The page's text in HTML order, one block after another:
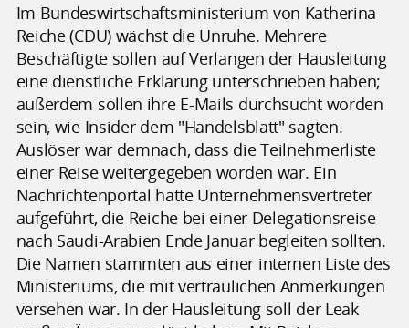
Im Bundeswirtschaftsministerium von Katherina
Reiche (CDU) wächst die Unruhe. Mehrere
Beschäftigte sollen auf Verlangen der Hausleitung
eine dienstliche Erklärung unterschrieben haben;
außerdem sollen ihre E-Mails durchsucht worden
sein, wie Insider dem "Handelsblatt" sagten.
Auslöser war demnach, dass die Teilnehmerliste
einer Reise weitergegeben worden war. Ein
Nachrichtenportal hatte Unternehmensvertreter
aufgeführt, die Reiche bei einer Delegationsreise
nach Saudi-Arabien Ende Januar begleiten sollten.
Die Namen stammten aus einer internen Liste des
Ministeriums, die mit vertraulichen Anmerkungen
versehen war. In der Hausleitung soll der Leak